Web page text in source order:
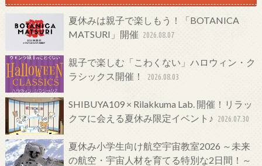
夏休みは親子で楽しもう！「BOTANICA
MATSURI」開催 2026.08.07
親子で楽しむ「こわくない」ハロウィン・ク
ラシックス開催！
2026.08.03
SHIBUYA109 × Rilakkuma Lab. 開催！リラッ
クマに会える夏休み限定イベント♪ 2026.07.30
夏休み小学生向け航空宇宙教室2026 ～未来
の航空・宇宙人材を育てる特別な2日間！～